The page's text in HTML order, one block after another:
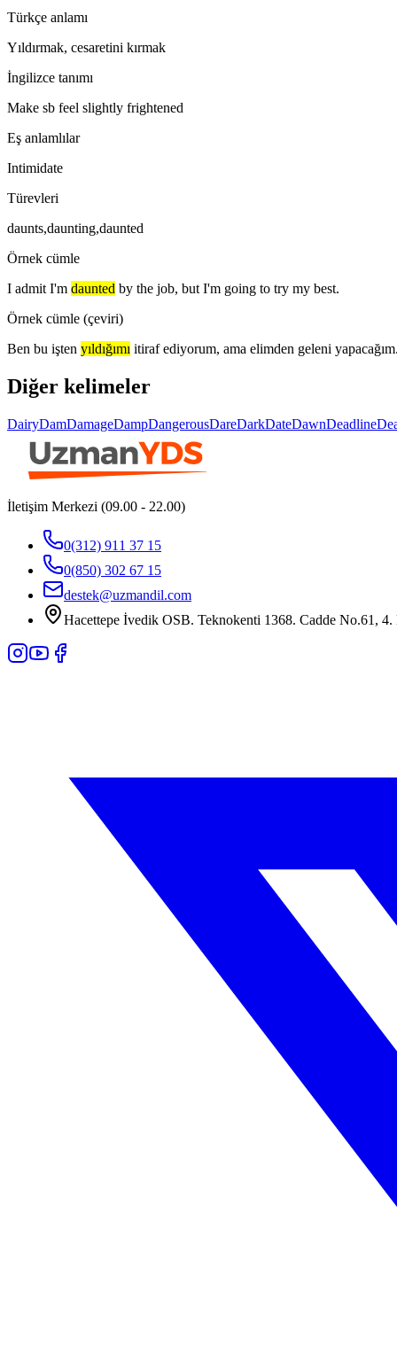
Türkçe anlamı
Yıldırmak, cesaretini kırmak
İngilizce tanımı
Make sb feel slightly frightened
Eş anlamlılar
Intimidate
Türevleri
daunts,daunting,daunted
Örnek cümle
I admit I'm daunted by the job, but I'm going to try my best.
Örnek cümle (çeviri)
Ben bu işten yıldığımı itiraf ediyorum, ama elimden geleni
Diğer kelimeler
DairyDamDamageDampDangerousDareDarkDateDawnDeadline
İletişim Merkezi (09.00 - 22.00)
0(312) 911 37 15
0(850) 302 67 15
destek@uzmandil.com
Hacettepe İvedik OSB. Teknokenti 1368. Cadde No.61,